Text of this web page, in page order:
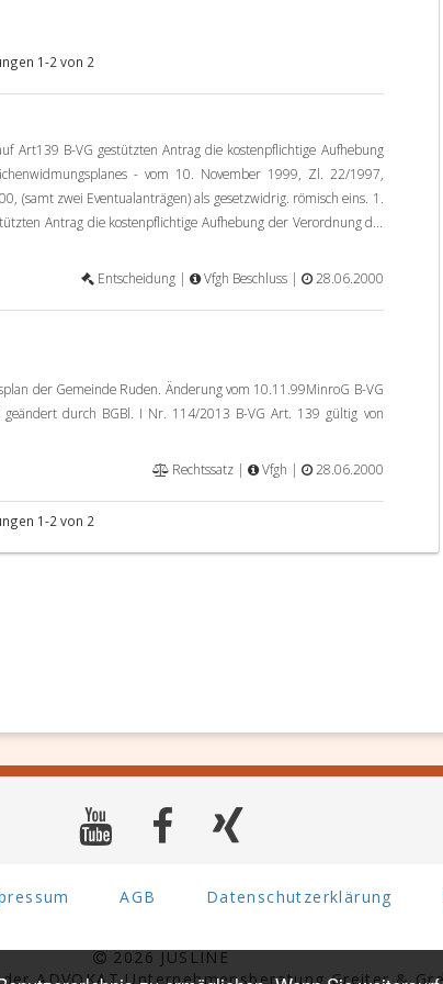
1-2 von 2
Art139 B-VG gestützten Antrag die kostenpflichtige Aufhebung
- vom 10. November 1999, Zl. 22/1997,
(samt zwei Eventualanträgen) als gesetzwidrig. römisch eins. 1.
Antrag die kostenpflichtige Aufhebung der Verordnung d...
Entscheidung |
Vfgh Beschluss | 28.06.2000
der Gemeinde Ruden. Änderung vom 10.11.99MinroG B-VG
durch BGBl. I Nr. 114/2013 B-VG Art. 139 gültig von
Rechtssatz |
Vfgh | 28.06.2000
1-2 von 2
AGB Datenschutzerklärung
2026 JUSLINE
ADVOKAT Unternehmensberatung Greiter &